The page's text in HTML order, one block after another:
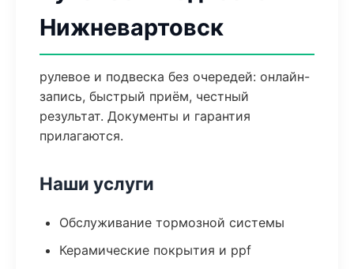
Нижневартовск
рулевое и подвеска без очередей: онлайн-
запись, быстрый приём, честный
результат. Документы и гарантия
прилагаются.
Наши услуги
Обслуживание тормозной системы
Керамические покрытия и ppf